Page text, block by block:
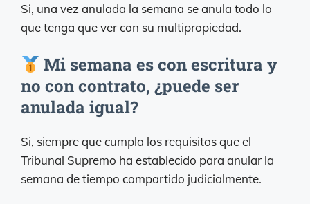
Si, una vez anulada la semana se anula todo lo
que tenga que ver con su multipropiedad.
Mi semana es con escritura y
no con contrato, ¿puede ser
anulada igual?
Si, siempre que cumpla los requisitos que el
Tribunal Supremo ha establecido para anular la
semana de tiempo compartido judicialmente.